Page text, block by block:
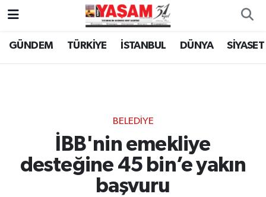
GÜNDEM TÜRKİYE İSTANBUL DÜNYA SİYASET
BELEDİYE
İBB'nin emekliye
desteğine 45 bin’e yakın
başvuru